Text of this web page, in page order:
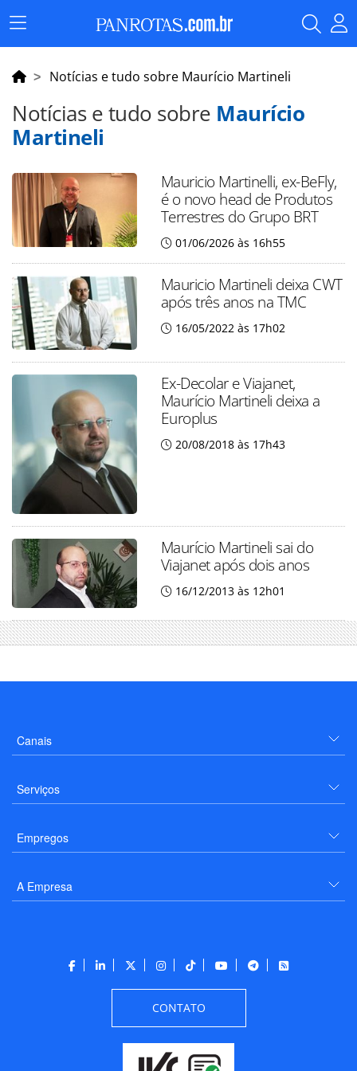
Menu
Principal
Notícias e tudo sobre Maurício Martineli
Notícias e tudo sobre Maurício
Martineli
Mauricio Martinelli, ex-BeFly,
é o novo head de Produtos
Terrestres do Grupo BRT
01/06/2026 às 16h55
Mauricio Martineli deixa CWT
após três anos na TMC
16/05/2022 às 17h02
Ex-Decolar e Viajanet,
Maurício Martineli deixa a
Europlus
20/08/2018 às 17h43
Maurício Martineli sai do
Viajanet após dois anos
16/12/2013 às 12h01
Canais
Serviços
Empregos
A Empresa
CONTATO